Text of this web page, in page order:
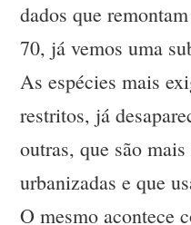
dados que
70, já vemos uma
As espécies mais
restritos, já
outras, que são
urbanizadas e que
O mesmo acontece